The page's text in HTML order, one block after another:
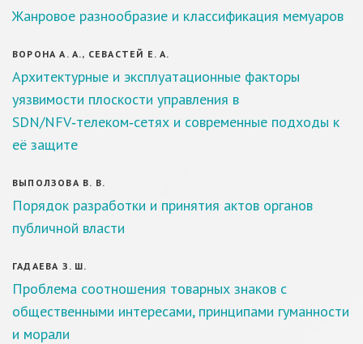
Жанровое разнообразие и классификация мемуаров
ВОРОНА А. А., СЕВАСТЕЙ Е. А.
Архитектурные и эксплуатационные факторы
уязвимости плоскости управления в
SDN/NFV‑телеком‑сетях и современные подходы к
её защите
ВЫПОЛЗОВА В. В.
Порядок разработки и принятия актов органов
публичной власти
ГАДАЕВА З. Ш.
Проблема соотношения товарных знаков с
общественными интересами, принципами гуманности
и морали